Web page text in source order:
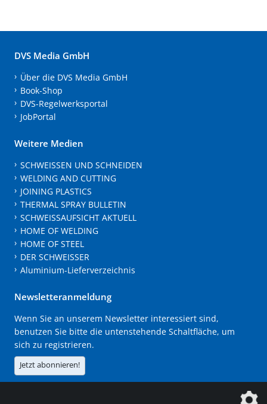
DVS Media GmbH
Über die DVS Media GmbH
Book-Shop
DVS-Regelwerksportal
JobPortal
Weitere Medien
SCHWEISSEN UND SCHNEIDEN
WELDING AND CUTTING
JOINING PLASTICS
THERMAL SPRAY BULLETIN
SCHWEISSAUFSICHT AKTUELL
HOME OF WELDING
HOME OF STEEL
DER SCHWEISSER
Aluminium-Lieferverzeichnis
Newsletteranmeldung
Wenn Sie an unserem Newsletter interessiert sind,
benutzen Sie bitte die untenstehende Schaltfläche, um
sich zu registrieren.
Jetzt abonnieren!